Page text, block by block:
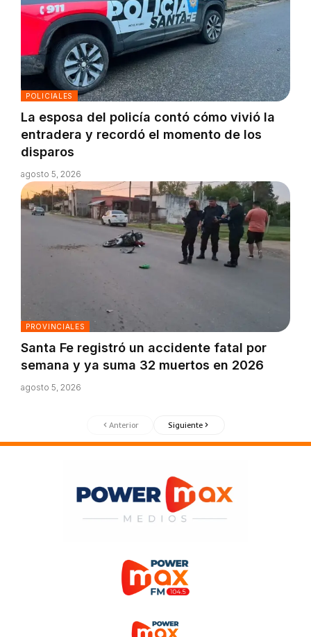
POLICIALES
La esposa del policía contó cómo vivió la
entradera y recordó el momento de los
disparos
agosto 5, 2026
PROVINCIALES
Santa Fe registró un accidente fatal por
semana y ya suma 32 muertos en 2026
agosto 5, 2026
Anterior Siguiente